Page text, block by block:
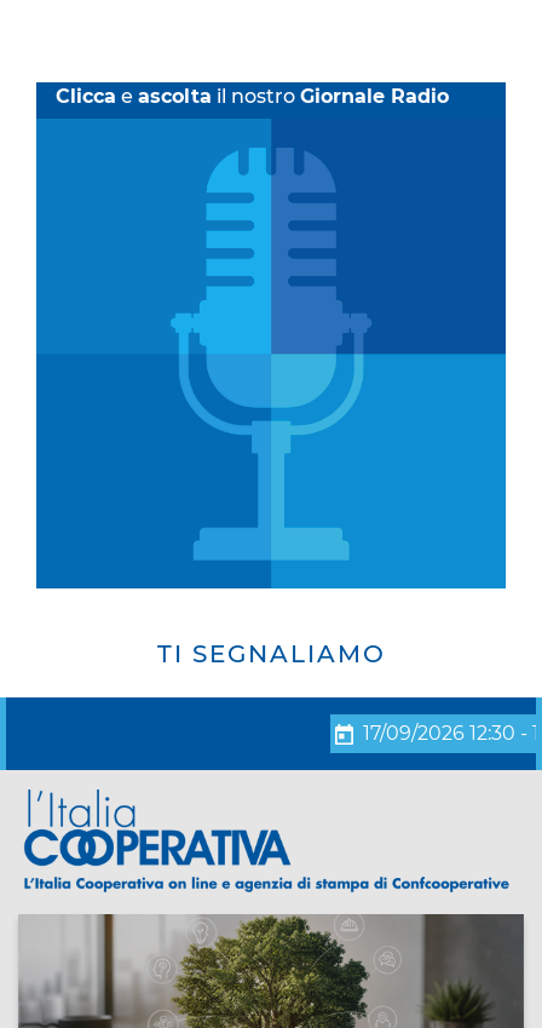
Clicca e ascolta il nostro Giornale Radio
TI SEGNALIAMO
17/09/2026 12:30 - 18/